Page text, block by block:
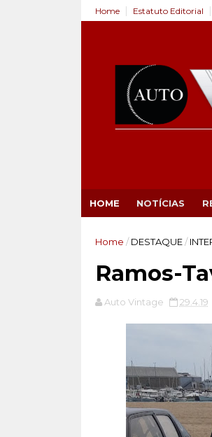
Home Estatuto Editorial
HOME NOTÍCIAS
Home / DESTAQUE /
Ramos-
Auto Vintage 29.4.19